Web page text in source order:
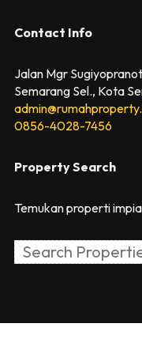
Contact Info
Jalan Mgr
Semarang Sel., Kota
0856-4028-7456
Property Search
Temukan properti
Search